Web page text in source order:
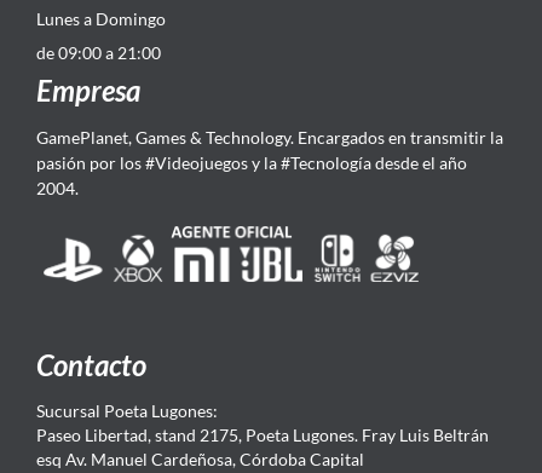
Lunes a Domingo
de 09:00 a 21:00
Empresa
GamePlanet, Games & Technology. Encargados en transmitir la
pasión por los #Videojuegos y la #Tecnología desde el año
2004.
Contacto
Sucursal Poeta Lugones:
Paseo Libertad, stand 2175, Poeta Lugones. Fray Luis Beltrán
esq Av. Manuel Cardeñosa, Córdoba Capital